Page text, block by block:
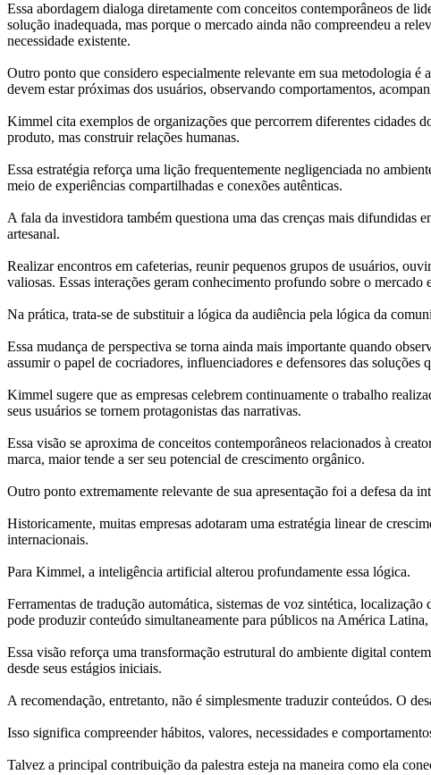
Essa abordagem dialoga diretamente com conceitos contemporâneos de
solução inadequada, mas porque o mercado ainda não compreendeu a
necessidade existente.
Outro ponto que considero especialmente relevante em sua metodologia
devem estar próximas dos usuários, observando comportamentos,
Kimmel cita exemplos de organizações que percorrem diferentes cidades
produto, mas construir relações humanas.
Essa estratégia reforça uma lição frequentemente negligenciada no
meio de experiências compartilhadas e conexões autênticas.
A fala da investidora também questiona uma das crenças mais difundidas
artesanal.
Realizar encontros em cafeterias, reunir pequenos grupos de usuários,
valiosas. Essas interações geram conhecimento profundo sobre o
Na prática, trata-se de substituir a lógica da audiência pela lógica da
Essa mudança de perspectiva se torna ainda mais importante quando
assumir o papel de cocriadores, influenciadores e defensores das soluções
Kimmel sugere que as empresas celebrem continuamente o trabalho
seus usuários se tornem protagonistas das narrativas.
Essa visão se aproxima de conceitos contemporâneos relacionados à
marca, maior tende a ser seu potencial de crescimento orgânico.
Outro ponto extremamente relevante de sua apresentação foi a defesa da
Historicamente, muitas empresas adotaram uma estratégia linear de
internacionais.
Para Kimmel, a inteligência artificial alterou profundamente essa lógica.
Ferramentas de tradução automática, sistemas de voz sintética,
pode produzir conteúdo simultaneamente para públicos na América
Essa visão reforça uma transformação estrutural do ambiente digital
desde seus estágios iniciais.
A recomendação, entretanto, não é simplesmente traduzir conteúdos. O
Isso significa compreender hábitos, valores, necessidades e
Talvez a principal contribuição da palestra esteja na maneira como ela